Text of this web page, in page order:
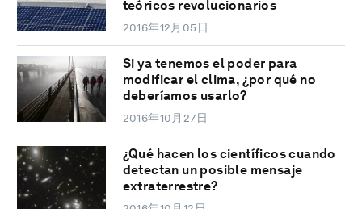
teóricos revolucionarios
2016年12月05日
Si ya tenemos el poder para
modificar el clima, ¿por qué no
deberíamos usarlo?
2016年10月27日
¿Qué hacen los científicos cuando
detectan un posible mensaje
extraterrestre?